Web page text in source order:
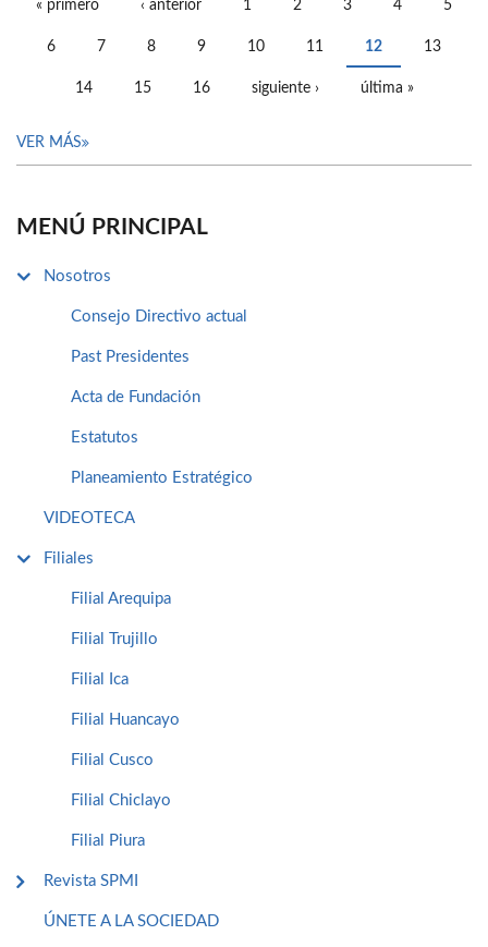
« primero ‹ anterior 1 2 3 4 5
6 7 8 9 10 11 12 13
14 15 16 siguiente › última »
VER MÁS
MENÚ PRINCIPAL
Nosotros
Consejo Directivo actual
Past Presidentes
Acta de Fundación
Estatutos
Planeamiento Estratégico
VIDEOTECA
Filiales
Filial Arequipa
Filial Trujillo
Filial Ica
Filial Huancayo
Filial Cusco
Filial Chiclayo
Filial Piura
Revista SPMI
ÚNETE A LA SOCIEDAD